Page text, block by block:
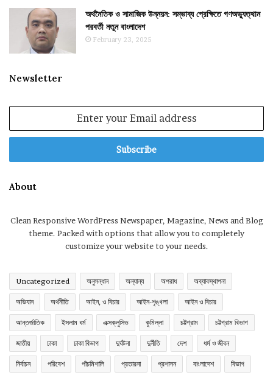
অর্থনৈতিক ও সামাজিক উন্নয়ন: সম্ভাব্য প্রেক্ষিতে গণঅভ্যুত্থান
পরবর্তী নতুন বাংলাদেশ
February 23, 2025
Newsletter
Email
About
Clean Responsive WordPress Newspaper, Magazine, News and Blog
theme. Packed with options that allow you to completely
customize your website to your needs.
Uncategorized অনুসন্ধান অন্যান্য অপরাধ অব্যাবস্থাপনা
অভিযান অর্থনীতি আইন, ও বিচার আইন-শৃঙ্খলা আইন ও বিচার
আন্তর্জাতিক ইসলাম ধর্ম এক্সক্লুসিভ কুমিল্লা চট্টগ্রাম চট্টগ্রাম বিভাগ
জাতীয় ঢাকা ঢাকা বিভাগ দুর্ঘটনা দুর্নীতি দেশ ধর্ম ও জীবন
নির্বাচন পরিবেশ পাঁচমিশালি প্রতারনা প্রশাসন বাংলাদেশ বিভাগ